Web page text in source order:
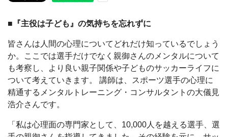
■『主役は子ども』の気持ちを忘れずに
皆さんは人間の心理についてどれだけ知っているでしょう
か。ここでは選手だけでなく親御さんのメンタルについて
も考察し、より良い親子関係や子どものサッカーライフに
ついて考えていきます。 講師は、スポーツ選手の心理に
精通するメンタルトレーニング・コンサルタントの大儀見
浩介さんです。
「私は心理面の専門家として、10,000人を越える選手、選